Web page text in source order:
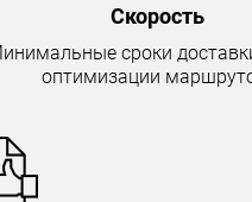
Скорость
сроки
оптимизации